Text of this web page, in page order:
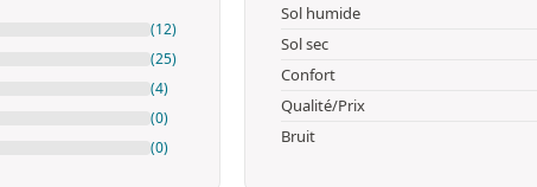
(12)
(25)
(4)
(0)
(0)
Sol humide
Sol sec
Confort
Qualité/Prix
Bruit